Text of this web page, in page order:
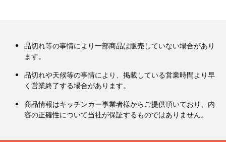
品切れ等の事情により一部商品は販売していない場合があり
ます。
品切れや天候等の事情により、掲載している営業時間より早
く営業終了する場合があります。
商品情報はキッチンカー事業者様からご提供頂いており、内
容の正確性について当社が保証するものではありません。